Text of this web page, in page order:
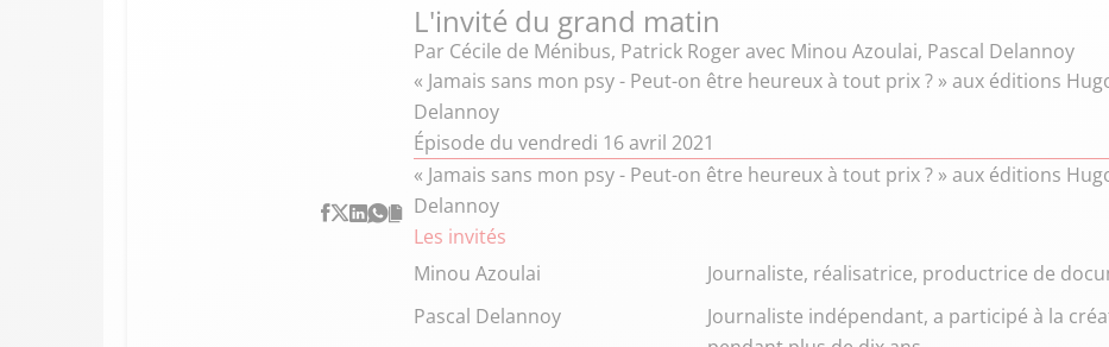
L'invité du grand matin
Par Cécile de Ménibus, Patrick Roger avec Minou Azoulai, Pascal Delannoy
« Jamais sans mon psy - Peut-on être heureux à tout prix ? » aux éditions
Delannoy
Épisode du vendredi 16 avril 2021
« Jamais sans mon psy - Peut-on être heureux à tout prix ? » aux éditions
Delannoy
Les invités
Minou Azoulai
Journaliste, réalisatrice, productrice de
Pascal Delannoy
Journaliste indépendant, a participé à la